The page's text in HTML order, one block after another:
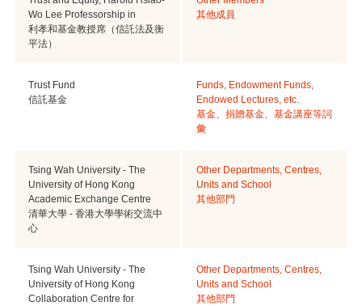
Wo Lee Professorship in
利孝和基金教授席（信託法及衡
平法）
其他成員
Trust Fund
信託基金
Funds, Endowment Funds,
Endowed Lectures, etc.
基金、捐贈基金、基金講座等詞
彙
Tsing Wah University - The
University of Hong Kong
Academic Exchange Centre
清華大學 - 香港大學學術交流中
心
Other Departments, Centres,
Units and School
其他部門
Tsing Wah University - The
University of Hong Kong
Collaboration Centre for
Other Departments, Centres,
Units and School
其他部門